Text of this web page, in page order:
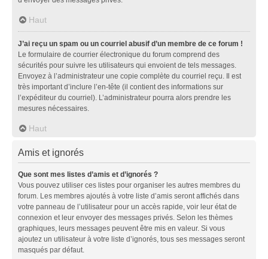
Haut
J’ai reçu un spam ou un courriel abusif d’un membre de ce forum !
Le formulaire de courrier électronique du forum comprend des
sécurités pour suivre les utilisateurs qui envoient de tels messages.
Envoyez à l’administrateur une copie complète du courriel reçu. Il est
très important d’inclure l’en-tête (il contient des informations sur
l’expéditeur du courriel). L’administrateur pourra alors prendre les
mesures nécessaires.
Haut
Amis et ignorés
Que sont mes listes d’amis et d’ignorés ?
Vous pouvez utiliser ces listes pour organiser les autres membres du
forum. Les membres ajoutés à votre liste d’amis seront affichés dans
votre panneau de l’utilisateur pour un accès rapide, voir leur état de
connexion et leur envoyer des messages privés. Selon les thèmes
graphiques, leurs messages peuvent être mis en valeur. Si vous
ajoutez un utilisateur à votre liste d’ignorés, tous ses messages seront
masqués par défaut.